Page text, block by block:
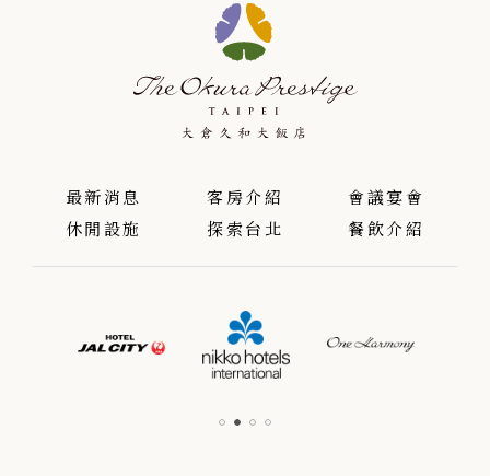
最新消息 客房介紹
會議宴會
休閒設施
探索台北 餐飲介紹